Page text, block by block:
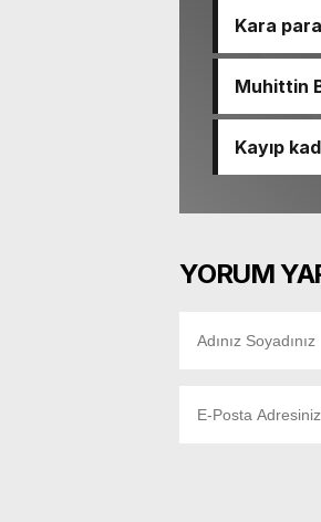
Kara
Muhittin
Kayıp
YORUM